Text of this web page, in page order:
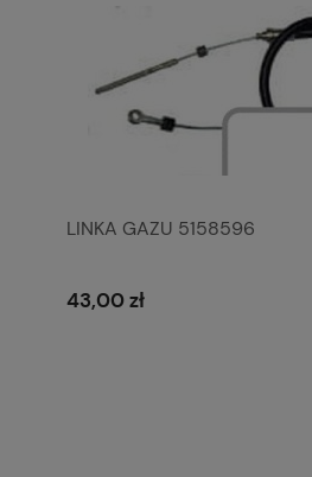
LINKA GAZU 5158596
43,00 zł